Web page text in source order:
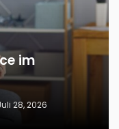
im
28, 2026